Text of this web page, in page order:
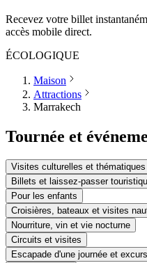
Recevez votre billet
accès mobile direct.
ÉCOLOGIQUE
Maison
Attractions
Marrakech
Tournée et
Visites culturelles et thématiques
Billets et laissez-passer
Pour les enfants
Croisières, bateaux et visites
Nourriture, vin et vie nocturne
Circuits et visites
Escapade d'une journée et